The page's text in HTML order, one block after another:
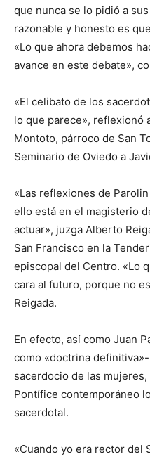
que nunca se lo pidió a
razonable y honesto es
«Lo que ahora debemos
avance en este debate»,
«El celibato de los
lo que parece», reflexionó
Montoto, párroco de San
Seminario de Oviedo a
«Las reflexiones de
ello está en el magisterio
actuar», juzga Alberto
San Francisco en la
episcopal del Centro. «Lo
cara al futuro, porque no
Reigada.
En efecto, así como Juan
como «doctrina
sacerdocio de las
Pontífice contemporáneo
sacerdotal.
«Cuando yo era rector del